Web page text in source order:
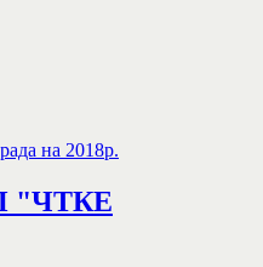
на 2018р.
"ЧТКЕ